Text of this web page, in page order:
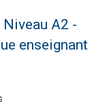
A2 -
enseignant